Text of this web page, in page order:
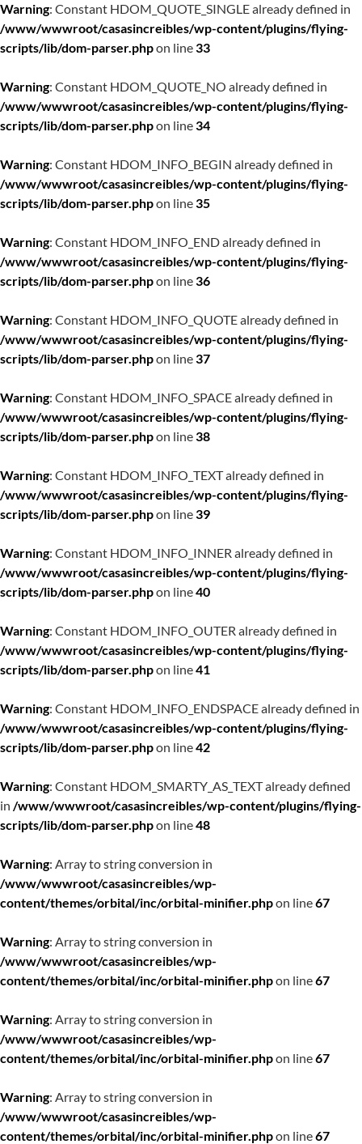
Warning: Constant HDOM_QUOTE_SINGLE already defined in
/www/wwwroot/casasincreibles/wp-content/plugins/flying-
scripts/lib/dom-parser.phpon line33
Warning: Constant HDOM_QUOTE_NO already defined in
/www/wwwroot/casasincreibles/wp-content/plugins/flying-
scripts/lib/dom-parser.phpon line34
Warning: Constant HDOM_INFO_BEGIN already defined in
/www/wwwroot/casasincreibles/wp-content/plugins/flying-
scripts/lib/dom-parser.phpon line35
Warning: Constant HDOM_INFO_END already defined in
/www/wwwroot/casasincreibles/wp-content/plugins/flying-
scripts/lib/dom-parser.phpon line36
Warning: Constant HDOM_INFO_QUOTE already defined in
/www/wwwroot/casasincreibles/wp-content/plugins/flying-
scripts/lib/dom-parser.phpon line37
Warning: Constant HDOM_INFO_SPACE already defined in
/www/wwwroot/casasincreibles/wp-content/plugins/flying-
scripts/lib/dom-parser.phpon line38
Warning: Constant HDOM_INFO_TEXT already defined in
/www/wwwroot/casasincreibles/wp-content/plugins/flying-
scripts/lib/dom-parser.phpon line39
Warning: Constant HDOM_INFO_INNER already defined in
/www/wwwroot/casasincreibles/wp-content/plugins/flying-
scripts/lib/dom-parser.phpon line40
Warning: Constant HDOM_INFO_OUTER already defined in
/www/wwwroot/casasincreibles/wp-content/plugins/flying-
scripts/lib/dom-parser.phpon line41
Warning: Constant HDOM_INFO_ENDSPACE already defined in
/www/wwwroot/casasincreibles/wp-content/plugins/flying-
scripts/lib/dom-parser.phpon line42
Warning: Constant HDOM_SMARTY_AS_TEXT already defined
in /www/wwwroot/casasincreibles/wp-content/plugins/flying-
scripts/lib/dom-parser.phpon line48
Warning: Array to string conversion in
/www/wwwroot/casasincreibles/wp-
content/themes/orbital/inc/orbital-minifier.phpon line67
Warning: Array to string conversion in
/www/wwwroot/casasincreibles/wp-
content/themes/orbital/inc/orbital-minifier.phpon line67
Warning: Array to string conversion in
/www/wwwroot/casasincreibles/wp-
content/themes/orbital/inc/orbital-minifier.phpon line67
Warning: Array to string conversion in
/www/wwwroot/casasincreibles/wp-
content/themes/orbital/inc/orbital-minifier.phpon line67